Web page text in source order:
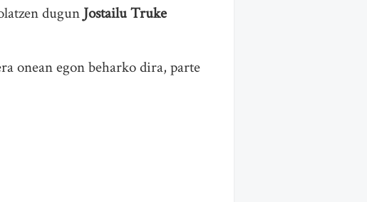
dugun Jostailu Truke
onean egon beharko dira, parte